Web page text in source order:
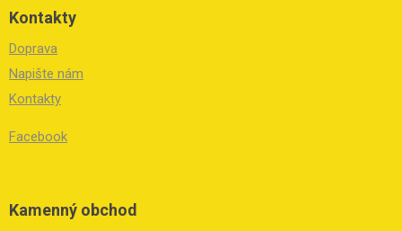
Kontakty
Doprava
Napište nám
Kontakty
Facebook
Kamenný obchod